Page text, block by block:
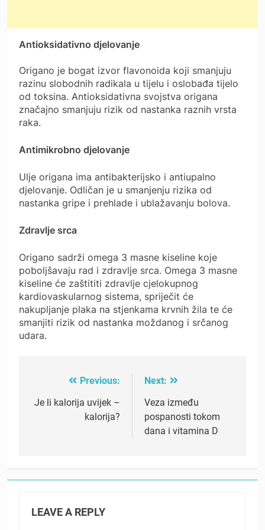
Antioksidativno djelovanje
Origano je bogat izvor flavonoida koji smanjuju
razinu slobodnih radikala u tijelu i oslobađa tijelo
od toksina. Antioksidativna svojstva origana
značajno smanjuju rizik od nastanka raznih vrsta
raka.
Antimikrobno djelovanje
Ulje origana ima antibakterijsko i antiupalno
djelovanje. Odličan je u smanjenju rizika od
nastanka gripe i prehlade i ublažavanju bolova.
Zdravlje srca
Origano sadrži omega 3 masne kiseline koje
poboljšavaju rad i zdravlje srca. Omega 3 masne
kiseline će zaštititi zdravlje cjelokupnog
kardiovaskularnog sistema, spriječit će
nakupljanje plaka na stjenkama krvnih žila te će
smanjiti rizik od nastanka moždanog i srčanog
udara.
navigation
Previous:
Je li kalorija uvijek –
kalorija?
Next:
Veza između
pospanosti tokom
dana i vitamina D
LEAVE A REPLY